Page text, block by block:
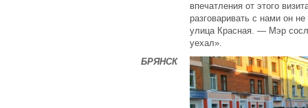
впечатления от этого
разговаривать с нами он
улица Красная. — Мэр
уехал».
БРЯНСК